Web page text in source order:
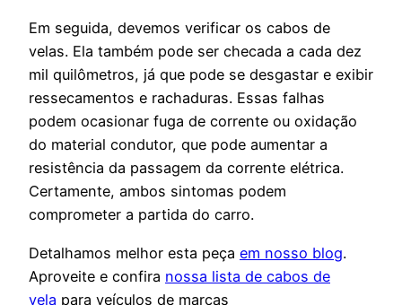
Em seguida, devemos verificar os cabos de
velas. Ela também pode ser checada a cada dez
mil quilômetros, já que pode se desgastar e exibir
ressecamentos e rachaduras. Essas falhas
podem ocasionar fuga de corrente ou oxidação
do material condutor, que pode aumentar a
resistência da passagem da corrente elétrica.
Certamente, ambos sintomas podem
comprometer a partida do carro.
Detalhamos melhor esta peça em nosso blog.
Aproveite e confira nossa lista de cabos de
vela para veículos de marcas